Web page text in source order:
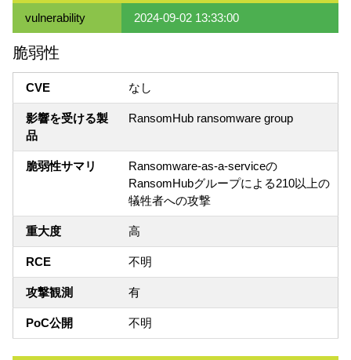
vulnerability 2024-09-02 13:33:00
脆弱性
CVE なし
影響を受ける製
品
RansomHub ransomware group
脆弱性サマリ
Ransomware-as-a-serviceの
RansomHubグループによる210以上の
犠牲者への攻撃
重大度 高
RCE 不明
攻撃観測 有
PoC公開 不明